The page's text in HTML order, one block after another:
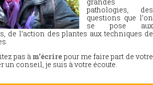
pathologies, des
questions que l’on
se pose aux
de l’action des plantes aux techniques de
pas à m’écrire pour me faire part de votre
un conseil, je suis à votre écoute.